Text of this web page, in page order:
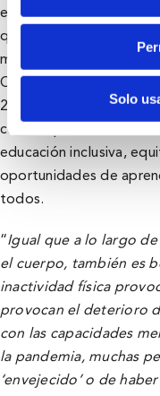
Solo
estrategias que buscan
que redunde en una
medidas que cumplen
Objetivos de Desarrollo
20230 de las Naciones
cuatro apunta la
educación inclusiva,
oportunidades de
todos.
“Igual que a lo largo
el cuerpo, también es
inactividad física
provocan el deterioro
con las capacidades
la pandemia, muchas
‘envejecido’ o de